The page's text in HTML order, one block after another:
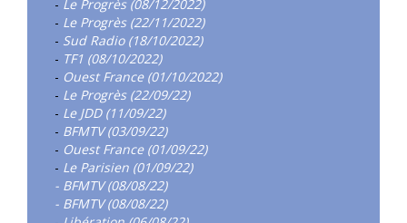
- Le Progrès (08/12/2022)
- Le Progrès (22/11/2022)
- Sud Radio (18/10/2022)
- TF1 (08/10/2022)
- Ouest France (01/10/2022)
- Le Progrès (22/09/22)
- Le JDD (11/09/22)
- BFMTV (03/09/22)
- Ouest France (01/09/22)
- Le Parisien (01/09/22)
- BFMTV (08/08/22)
- BFMTV (08/08/22)